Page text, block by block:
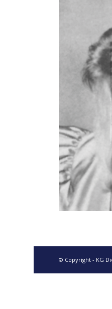
© Copyright - KG